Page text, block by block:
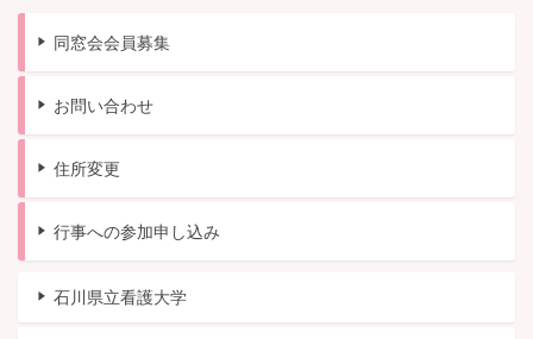
同窓会会員募集
お問い合わせ
住所変更
行事への参加申し込み
石川県立看護大学